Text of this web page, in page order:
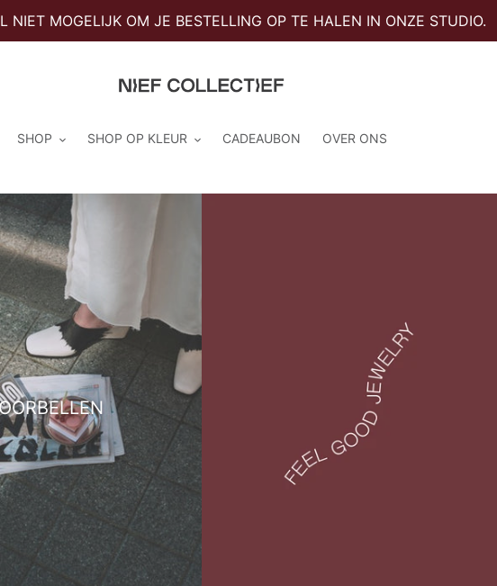
NIET MOGELIJK OM JE BESTELLING OP TE HALEN IN ONZE STUDIO.
SHOP SHOP OP KLEUR CADEAUBON OVER ONS